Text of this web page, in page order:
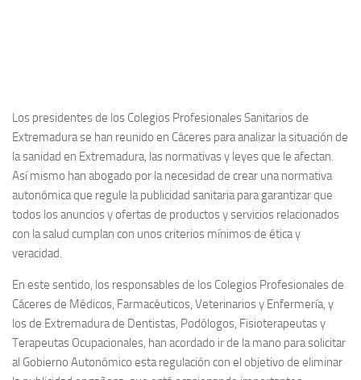
Los presidentes de los Colegios Profesionales Sanitarios de
Extremadura se han reunido en Cáceres para analizar la situación de
la sanidad en Extremadura, las normativas y leyes que le afectan.
Así mismo han abogado por la necesidad de crear una normativa
autonómica que regule la publicidad sanitaria para garantizar que
todos los anuncios y ofertas de productos y servicios relacionados
con la salud cumplan con unos criterios mínimos de ética y
veracidad.
En este sentido, los responsables de los Colegios Profesionales de
Cáceres de Médicos, Farmacéuticos, Veterinarios y Enfermería, y
los de Extremadura de Dentistas, Podólogos, Fisioterapeutas y
Terapeutas Ocupacionales, han acordado ir de la mano para solicitar
al Gobierno Autonómico esta regulación con el objetivo de eliminar